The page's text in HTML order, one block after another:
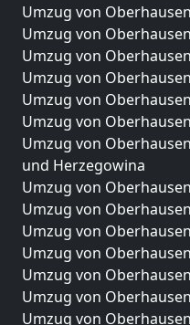
Umzug von
Umzug von
Umzug von
Umzug von
Umzug von
Umzug von
Umzug von
und Herzegowina
Umzug von
Umzug von
Umzug von
Umzug von
Umzug von
Umzug von
Umzug von